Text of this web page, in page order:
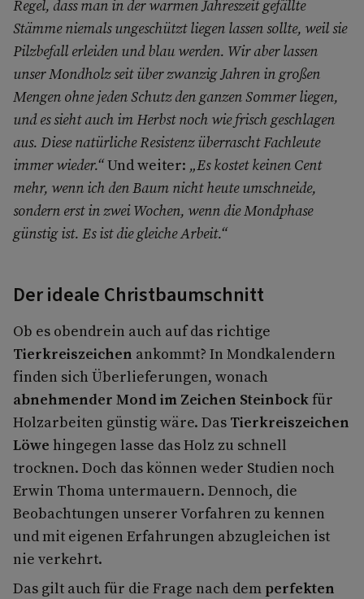
Regel, dass man in der warmen Jahreszeit gefällte
Stämme niemals ungeschützt liegen lassen sollte, weil sie
Pilzbefall erleiden und blau werden. Wir aber lassen
unser Mondholz seit über zwanzig Jahren in großen
Mengen ohne jeden Schutz den ganzen Sommer liegen,
und es sieht auch im Herbst noch wie frisch geschlagen
aus. Diese natürliche Resistenz überrascht Fachleute
immer wieder.“Und weiter: „Es kostet keinen Cent
mehr, wenn ich den Baum nicht heute umschneide,
sondern erst in zwei Wochen, wenn die Mondphase
günstig ist. Es ist die gleiche Arbeit.“
Der ideale Christbaumschnitt
Ob es obendrein auch auf das richtige
Tierkreiszeichen ankommt? In Mondkalendern
finden sich Überlieferungen, wonach
abnehmender Mond im Zeichen Steinbockfür
Holzarbeiten günstig wäre. Das Tierkreiszeichen
Löwe hingegen lasse das Holz zu schnell
trocknen. Doch das können weder Studien noch
Erwin Thoma untermauern. Dennoch, die
Beobachtungen unserer Vorfahren zu kennen
und mit eigenen Erfahrungen abzugleichen ist
nie verkehrt.
Das gilt auch für die Frage nach dem perfekten